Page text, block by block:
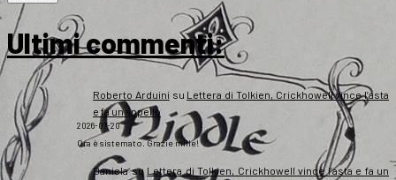
Ultimi commenti:
Roberto Arduini su Lettera di Tolkien, Crickhowell vince l’asta
e fa un appello
2026-07-20
Ora è sistemato. Grazie mille!
Danielasu Lettera di Tolkien, Crickhowell vince l’asta e fa un